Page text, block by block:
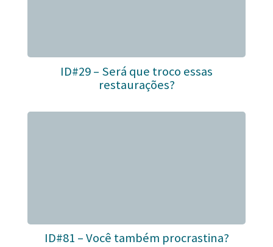
ID#29 – Será que troco essas
restaurações?
ID#81 – Você também procrastina?